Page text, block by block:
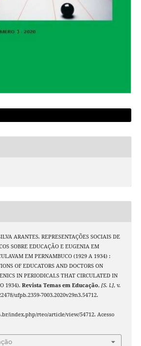
ARANTES. REPRESENTAÇÕES SOCIAIS DE
SOBRE EDUCAÇÃO E EUGENIA EM
EM PERNAMBUCO (1929 A 1934) :
OF EDUCATORS AND DOCTORS ON
IN PERIODICALS THAT CIRCULATED IN
1934). Revista Temas em Educação, [S. l.], v.
ufpb.2359-7003.2020v29n3.54712.
index.php/rteo/article/view/54712. Acesso